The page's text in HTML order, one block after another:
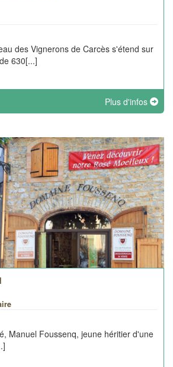
des Vignerons de Carcès s'étend sur
630[...]
Plus d'infos
Manuel Foussenq, jeune héritier d'une